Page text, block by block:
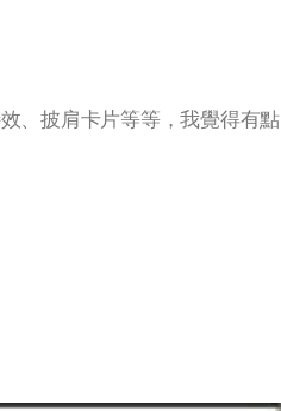
、披肩卡片等等，我覺得有點